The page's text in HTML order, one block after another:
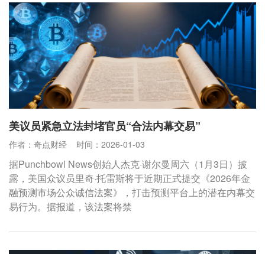
美议员紧急立法封堵官员“合法内幕交易”
作者：奇点财经 时间：2026-01-03
据Punchbowl News创始人杰克·谢尔曼周六（1月3日）披
露，美国众议员里奇·托雷斯将于近期正式提交《2026年金
融预测市场公众诚信法案》，打击预测平台上的潜在内幕交
易行为。据报道，该法案将禁